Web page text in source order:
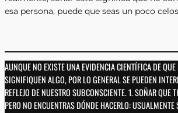
esa persona, puede que seas un poco
AUNQUE NO EXISTE UNA EVIDENCIA CIENTÍFICA DE
SIGNIFIQUEN ALGO, POR LO GENERAL SE PUEDEN
REFLEJO DE NUESTRO SUBCONSCIENTE. 1. SOÑAR QUE
PERO NO ENCUENTRAS DÓNDE HACERLO: